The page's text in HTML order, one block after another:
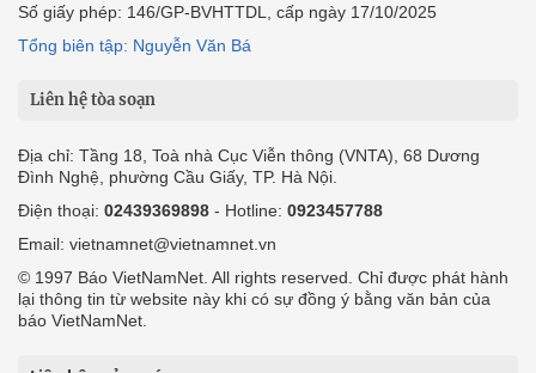
Số giấy phép: 146/GP-BVHTTDL, cấp ngày 17/10/2025
Tổng biên tập: Nguyễn Văn Bá
Liên hệ tòa soạn
Địa chỉ: Tầng 18, Toà nhà Cục Viễn thông (VNTA), 68 Dương
Đình Nghệ, phường Cầu Giấy, TP. Hà Nội.
Điện thoại: 02439369898 - Hotline: 0923457788
Email: vietnamnet@vietnamnet.vn
© 1997 Báo VietNamNet. All rights reserved. Chỉ được phát hành
lại thông tin từ website này khi có sự đồng ý bằng văn bản của
báo VietNamNet.